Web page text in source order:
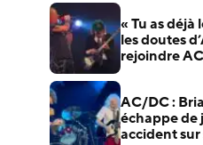
« Tu as déjà
les doutes
rejoindre
AC/DC :
échappe de
accident sur